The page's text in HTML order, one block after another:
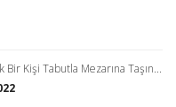
Kişi Tabutla Mezarına Taşın...